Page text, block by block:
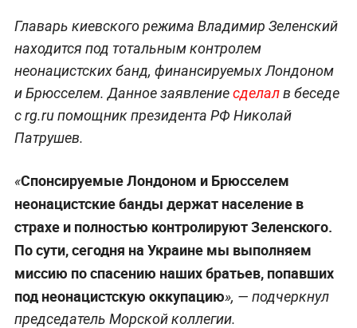
Главарь киевского режима Владимир Зеленский
находится под тотальным контролем
неонацистских банд, финансируемых Лондоном
и Брюсселем. Данное заявлениесделалв беседе
с rg.ru помощник президента РФ Николай
Патрушев.
«Спонсируемые Лондоном и Брюсселем
неонацистские банды держат население в
страхе и полностью контролируют Зеленского.
По сути, сегодня на Украине мы выполняем
миссию по спасению наших братьев, попавших
под неонацистскую оккупацию», — подчеркнул
председатель Морской коллегии.